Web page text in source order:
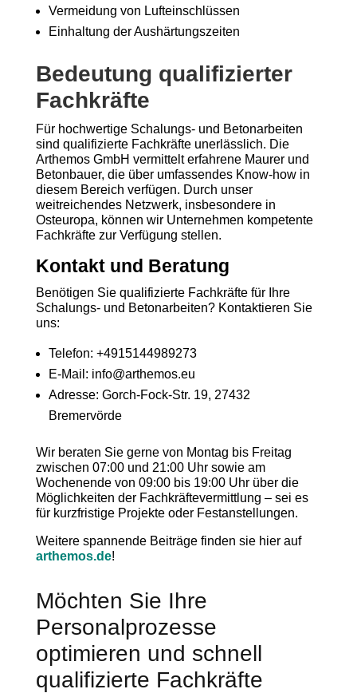
Vermeidung von Lufteinschlüssen
Einhaltung der Aushärtungszeiten
Bedeutung qualifizierter
Fachkräfte
Für hochwertige Schalungs- und Betonarbeiten
sind qualifizierte Fachkräfte unerlässlich. Die
Arthemos GmbH vermittelt erfahrene Maurer und
Betonbauer, die über umfassendes Know-how in
diesem Bereich verfügen. Durch unser
weitreichendes Netzwerk, insbesondere in
Osteuropa, können wir Unternehmen kompetente
Fachkräfte zur Verfügung stellen.
Kontakt und Beratung
Benötigen Sie qualifizierte Fachkräfte für Ihre
Schalungs- und Betonarbeiten? Kontaktieren Sie
uns:
Telefon: +4915144989273
E-Mail: info@arthemos.eu
Adresse: Gorch-Fock-Str. 19, 27432
Bremervörde
Wir beraten Sie gerne von Montag bis Freitag
zwischen 07:00 und 21:00 Uhr sowie am
Wochenende von 09:00 bis 19:00 Uhr über die
Möglichkeiten der Fachkräftevermittlung – sei es
für kurzfristige Projekte oder Festanstellungen.
Weitere spannende Beiträge finden sie hier auf
arthemos.de!
Möchten Sie Ihre
Personalprozesse
optimieren und schnell
qualifizierte Fachkräfte